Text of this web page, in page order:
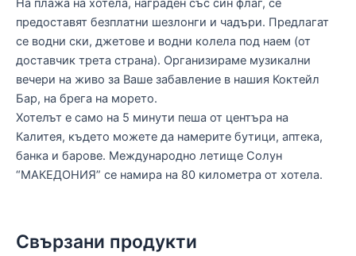
предоставят безплатни шезлонги и чадъри. Предлагат
се водни ски, джетове и водни колела под наем (от
доставчик трета страна). Организираме музикални
вечери на живо за Ваше забавление в нашия Коктейл
Бар, на брега на морето.
Хотелът е само на 5 минути пеша от центъра на
Калитея, където можете да намерите бутици, аптека,
банка и барове. Международно летище Солун
“МАКЕДОНИЯ” се намира на 80 километра от хотела.
Свързани продукти